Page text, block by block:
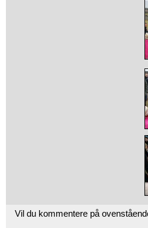
Vil du kommentere på